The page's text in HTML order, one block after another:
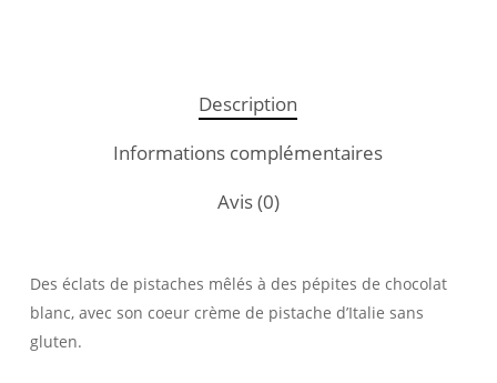
Description
Informations complémentaires
Avis (0)
Des éclats de pistaches mêlés à des pépites de chocolat
blanc, avec son coeur crème de pistache d’Italie sans
gluten.